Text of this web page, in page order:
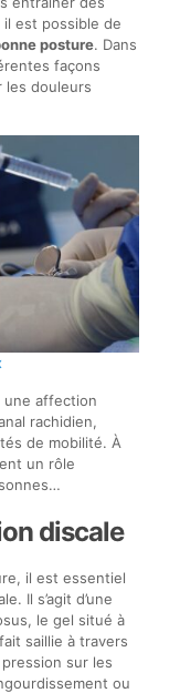
est possible de
posture. Dans
façons
les douleurs
une affection
rachidien,
de mobilité. À
un rôle
discale
il est essentiel
Il s’agit d’une
le gel situé à
saillie à travers
sur les
ou